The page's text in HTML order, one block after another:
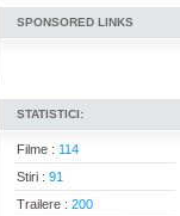
SPONSORED LINKS
STATISTICI:
Filme : 114
Stiri : 91
Trailere : 200